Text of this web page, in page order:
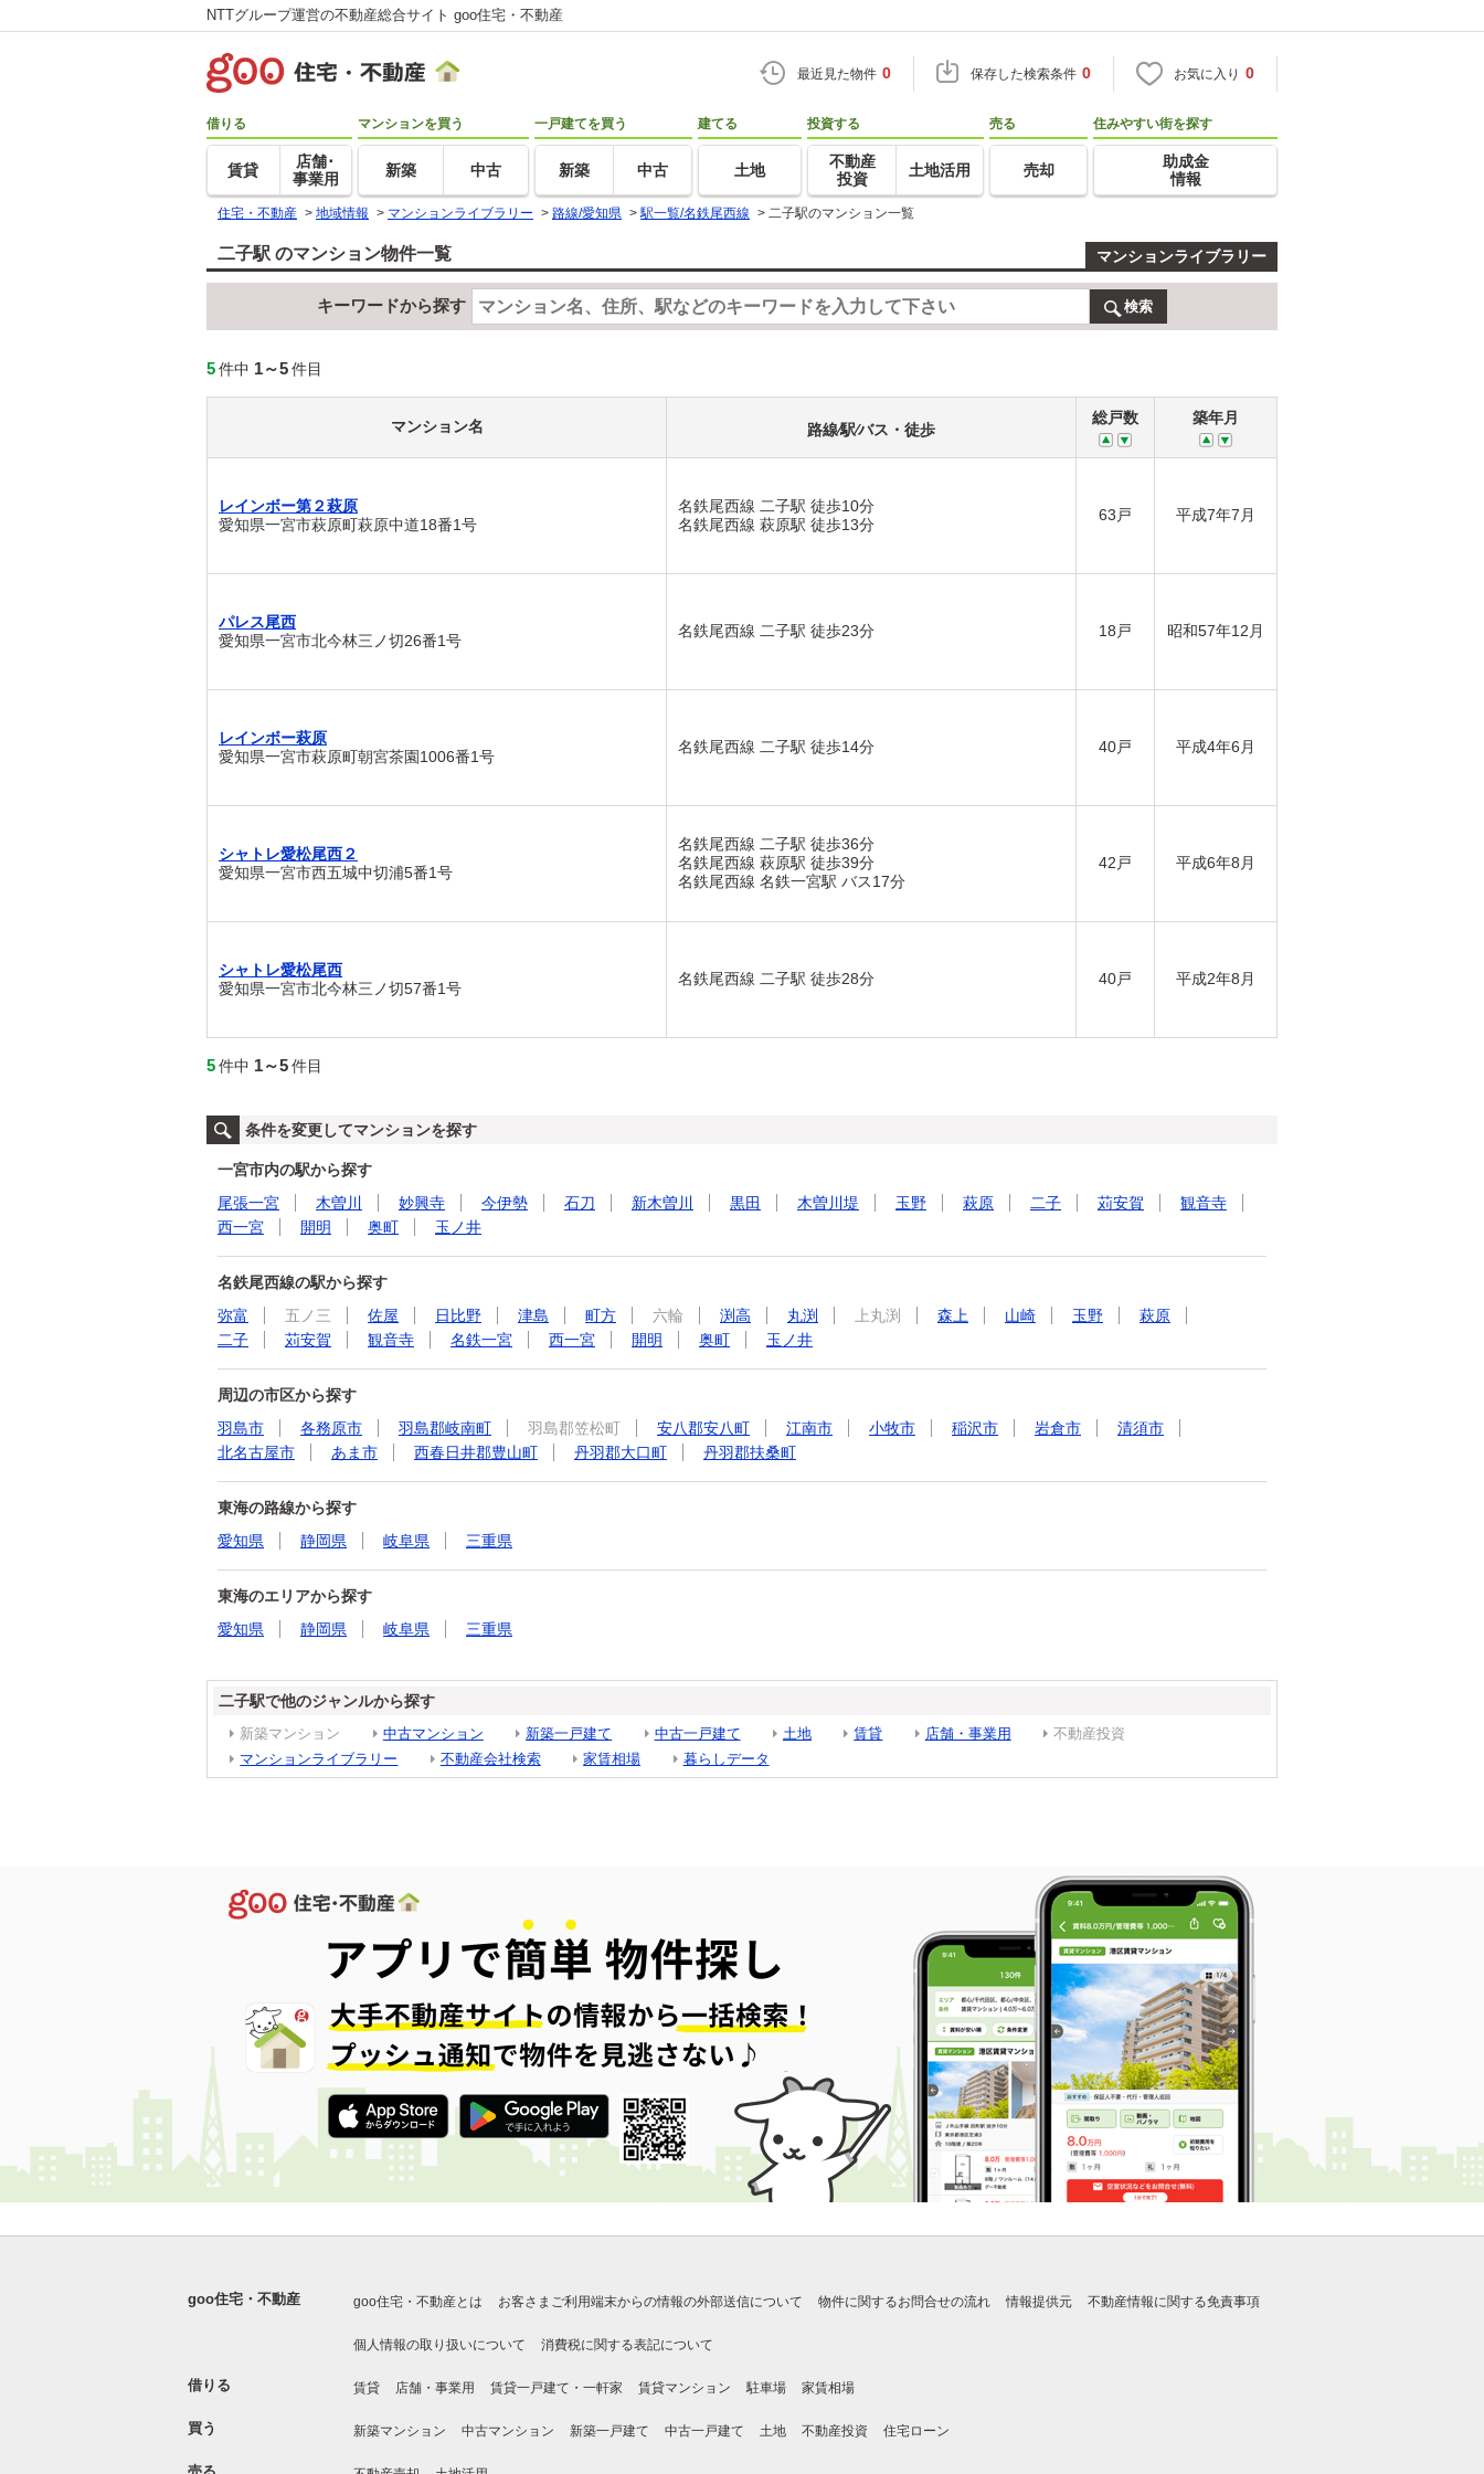
NTTグループ運営の不動産総合サイト goo住宅・不動産
最近見た物件 0 保存した検索条件 0 お気に入り 0
借りる
賃貸
店舗･
事業用
マンションを買う
新築 中古
一戸建てを買う
新築 中古
建てる
土地
投資する
不動産
投資
土地活用
売る
売却
住みやすい街を探す
助成金
情報
住宅・不動産 > 地域情報 > マンションライブラリー > 路線/愛知県 > 駅一覧/名鉄尾西線 > 二子駅のマンション一覧
二子駅 のマンション物件一覧 マンションライブラリー
キーワードから探す 検索
5件中 1～5件目
マンション名 路線⁄駅⁄バス・徒歩
総戸数 築年月
レインボー第２萩原
愛知県一宮市萩原町萩原中道18番1号
名鉄尾西線 二子駅 徒歩10分
名鉄尾西線 萩原駅 徒歩13分
63戸 平成7年7月
パレス尾西
愛知県一宮市北今林三ノ切26番1号
名鉄尾西線 二子駅 徒歩23分 18戸 昭和57年12月
レインボー萩原
愛知県一宮市萩原町朝宮茶園1006番1号
名鉄尾西線 二子駅 徒歩14分 40戸 平成4年6月
シャトレ愛松尾西２
愛知県一宮市西五城中切浦5番1号
名鉄尾西線 二子駅 徒歩36分
名鉄尾西線 萩原駅 徒歩39分
名鉄尾西線 名鉄一宮駅 バス17分
42戸 平成6年8月
シャトレ愛松尾西
愛知県一宮市北今林三ノ切57番1号
名鉄尾西線 二子駅 徒歩28分 40戸 平成2年8月
5件中 1～5件目
条件を変更してマンションを探す
一宮市内の駅から探す
尾張一宮
木曽川 妙興寺 今伊勢 石刀 新木曽川 黒田 木曽川堤 玉野 萩原 二子 苅安賀
観音寺
西一宮
開明 奥町 玉ノ井
名鉄尾西線の駅から探す
弥富
五ノ三 佐屋 日比野 津島 町方 六輪 渕高 丸渕 上丸渕 森上 山崎 玉野
萩原
二子
苅安賀 観音寺 名鉄一宮 西一宮 開明 奥町 玉ノ井
周辺の市区から探す
羽島市
各務原市 羽島郡岐南町 羽島郡笠松町 安八郡安八町 江南市 小牧市 稲沢市 岩倉市
清須市
北名古屋市
あま市 西春日井郡豊山町 丹羽郡大口町 丹羽郡扶桑町
東海の路線から探す
愛知県
静岡県 岐阜県 三重県
東海のエリアから探す
愛知県
静岡県 岐阜県 三重県
二子駅で他のジャンルから探す
新築マンション 中古マンション 新築一戸建て 中古一戸建て 土地 賃貸 店舗・事業用
不動産投資
マンションライブラリー
不動産会社検索 家賃相場 暮らしデータ
goo住宅・不動産 goo住宅・不動産とは お客さまご利用端末からの情報の外部送信について 物件に関するお問合せの流れ 情報提供元 不動産情報に関する免責事項
個人情報の取り扱いについて 消費税に関する表記について
借りる 賃貸 店舗・事業用 賃貸一戸建て・一軒家 賃貸マンション 駐車場 家賃相場
買う 新築マンション 中古マンション 新築一戸建て 中古一戸建て 土地 不動産投資 住宅ローン